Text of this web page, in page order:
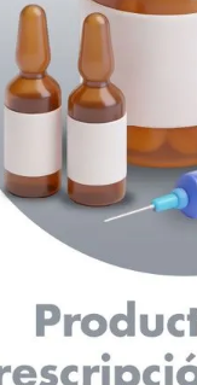
pediasure
desodorante